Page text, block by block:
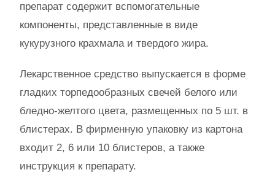
препарат содержит вспомогательные
компоненты, представленные в виде
кукурузного крахмала и твердого жира.
Лекарственное средство выпускается в форме
гладких торпедообразных свечей белого или
бледно-желтого цвета, размещенных по 5 шт. в
блистерах. В фирменную упаковку из картона
входит 2, 6 или 10 блистеров, а также
инструкция к препарату.